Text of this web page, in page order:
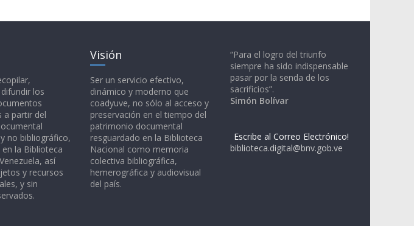
los
a partir del
no bibliográfico,
la Biblioteca
así
y recursos
y sin
Visión
Ser un servicio efectivo,
dinámico y moderno que
coadyuve, no sólo al acceso y
preservación en el tiempo del
patrimonio documental
resguardado en la Biblioteca
Nacional como memoria
colectiva bibliográfica,
hemerográfica y audiovisual
del país.
“Para el logro del triunfo
siempre ha sido indispensable
pasar por la senda de los
sacrificios”.
Simón Bolívar
Escribe al Correo Electrónico!
biblioteca.digital@bnv.gob.ve